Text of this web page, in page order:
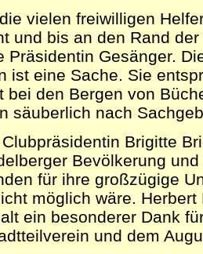
vielen freiwilligen
und bis an den Rand
Präsidentin Gesänger.
ist eine Sache. Sie
bei den Bergen von
säuberlich nach
Brigitte
Bevölkerung
für ihre großzügige
möglich wäre. Herbert
ein besonderer Dank
und dem